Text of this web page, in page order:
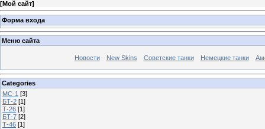
[Мой сайт]
Форма входа
Меню сайта
Новости New Skins Советские танки Немецкие танки
Categories
МС-1 [3]
БТ-2 [1]
Т-26 [1]
БТ-7 [2]
Т-46 [1]